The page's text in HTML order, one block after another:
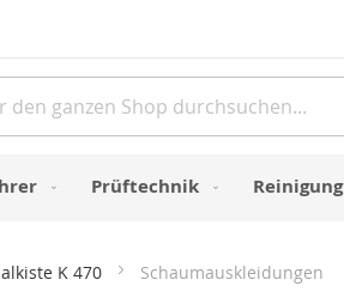
Prüftechnik Reinigung
K 470 Schaumauskleidungen